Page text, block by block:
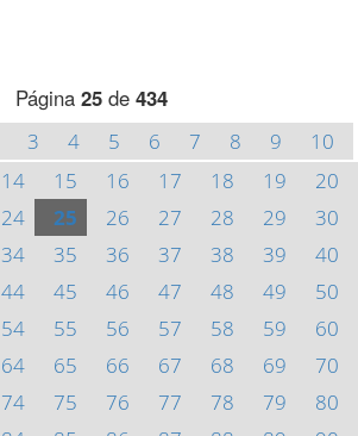
Página 25 de 434
3 4 5 6 7 8 9
10
14 15 16 17 18 19
20
24 25 26 27 28 29
30
34 35 36 37 38 39
40
44 45 46 47 48 49
50
54 55 56 57 58 59
60
64 65 66 67 68 69
70
74 75 76 77 78 79
80